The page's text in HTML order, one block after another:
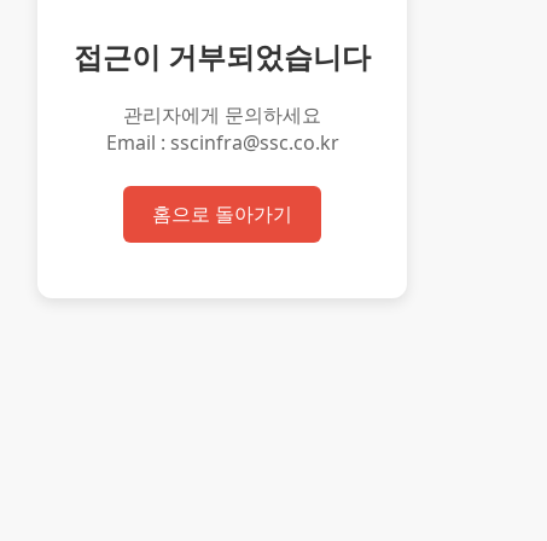
접근이 거부되었습니다
관리자에게 문의하세요
Email : sscinfra@ssc.co.kr
홈으로 돌아가기